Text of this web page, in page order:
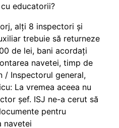
educatorii?
alți 8 inspectori și
trebuie să returneze
de lei, bani acordați
navetei, timp de
/ Inspectorul general,
La vremea aceea nu
șef. ISJ ne-a cerut să
pentru
navetei